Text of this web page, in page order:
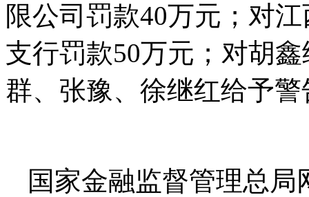
限公司罚款40万元；对
支行罚款50万元；对胡
群、张豫、徐继红给予
国家金融监督管理总